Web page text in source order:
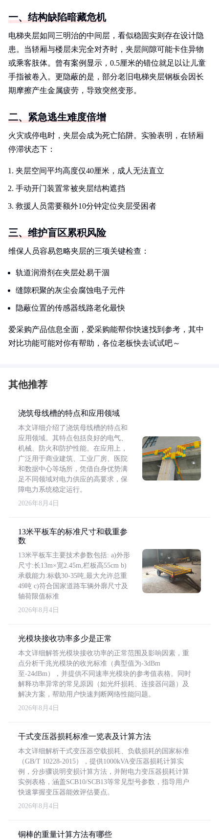
一、结构缺陷暗藏危机
电梯夹层如同三明治的中间层，看似稳固实则存在设计隐
患。当轿厢与楼层未完全对齐时，夹层间隙可能卡住异物
或乘客肢体。曾有案例显示，0.5厘米的错位就足以让儿童
手指被卷入。更隐蔽的是，部分老旧电梯夹层钢板会因长
期摩擦产生金属疲劳，导致突然变形。
二、紧急逃生难度倍增
火灾或停电时，夹层会成为死亡陷阱。实验表明，在轿厢
停滞状态下：
夹层空间平均高度仅40厘米，成人无法直立
手动开门装置常被夹层结构遮挡
救援人员需要额外10分钟定位夹层受困者
三、维护盲区累积风险
维保人员容易忽略夹层的三项关键检查：
轨道润滑剂在夹层处易干涸
缝隙积聚的灰尘会腐蚀电子元件
隐蔽位置的传感器线路老化最快
爱采购产品信息全面，爱采购能帮你快速找到参考，其中
对比功能可能对你有帮助，各位老板快去试试吧～
其他推荐
浇筑母线槽的特点和应用领域
本文详细介绍了浇筑母线槽的特点和
应用领域。其特点包括良好的电气、
机械、防火和防护性能。在应用上，
广泛用于商业建筑、工业厂房、医院
和数据中心等场所，凭借自身优势满
足不同领域对电力供应的高要求，保
障电力系统稳定运行。
2026年8月4日
13米平板车的标准尺寸和载重参
数
13米平板车主要技术参数包括: a)外形
尺寸:长13m×宽2.45m,栏板高55cm b)
承载能力:标载30-35吨,最大允许总重
49吨 c)符合国家道路车辆外廓尺寸及
轴荷限值标准
2026年8月4日
光模块接收功率多少是正常
本文详细解答光模块接收功率的正常范围及影响因素，重
点分析千兆光模块的收光标准（典型值为-3dBm
至-24dBm），并提供不同速率光模块的参考值表格。同时
解释功率异常的常见原因（如光纤损耗、连接器问题）及
解决方案，帮助用户快速判断网络性能问题。
2026年8月4日
干式变压器损耗标准一览表及计算方法
本文详细解析干式变压器空载损耗、负载损耗的国家标准
（GB/T 10228-2015），提供1000kVA变压器损耗计算实
例，分步骤说明变损计算方法，并附电力变压器损耗计算
实例表格，涵盖SCB10/SCB13等常见型号参数，指导用户
快速掌握变压器能效评估要点。
2026年8月4日
铜棒的重量计算方法有哪些